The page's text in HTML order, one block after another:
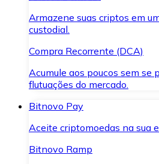
Armazene suas criptos em
custodial.
Compra Recorrente (DCA)
Acumule aos poucos sem se
flutuações do mercado.
Bitnovo Pay
Aceite criptomoedas na sua
Bitnovo Ramp